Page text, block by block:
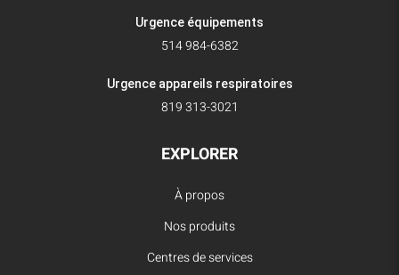
Urgence équipements
514 984-6382
Urgence appareils respiratoires
819 313-3021
EXPLORER
À propos
Nos produits
Centres de services